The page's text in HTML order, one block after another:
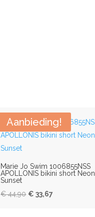
Aanbieding!
Marie Jo Swim 1006855NSS
APOLLONIS bikini short Neon
Sunset
€44,90 Oorspronkelijke
€ 33,67Huidige